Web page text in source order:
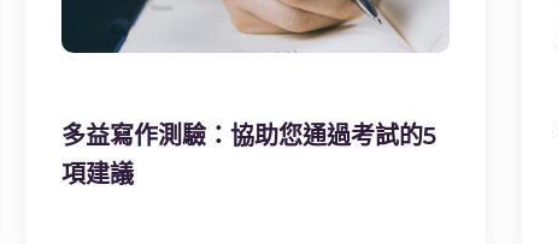
多益寫作測驗：協助您通過考試的5
項建議